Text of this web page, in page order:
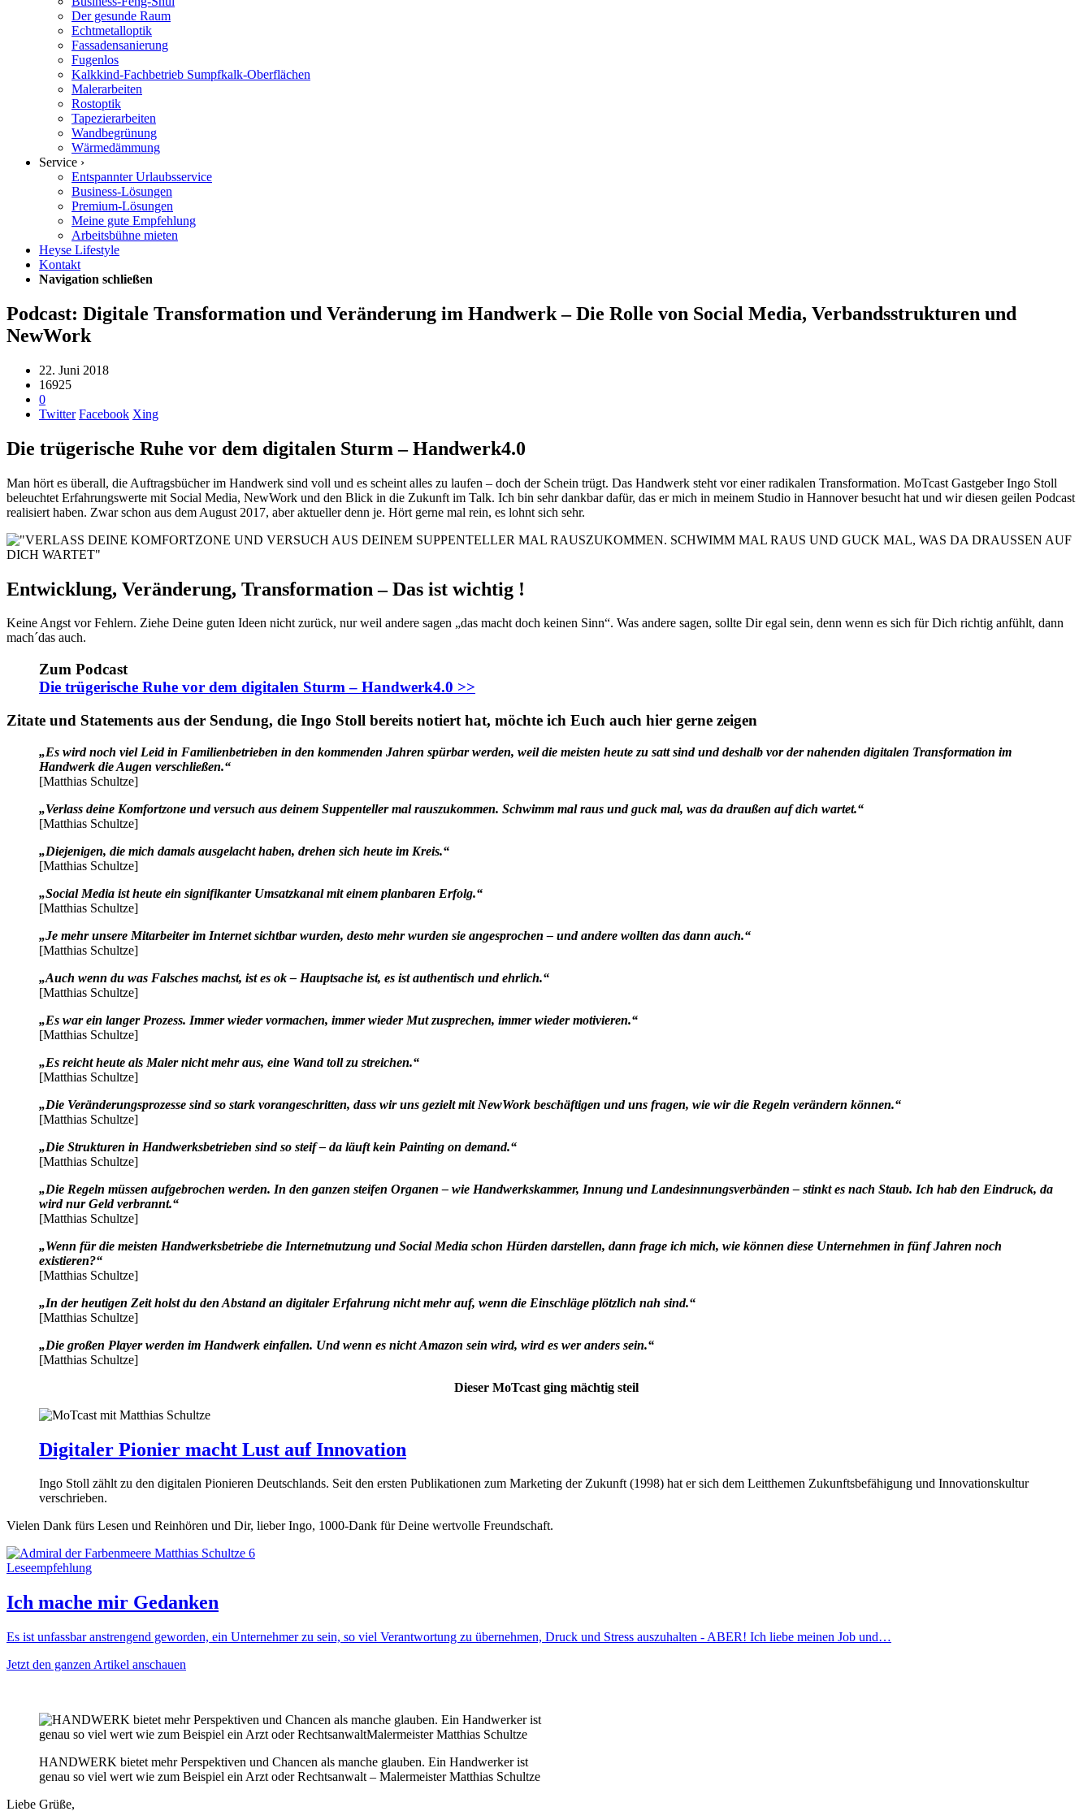
Der gesunde Raum
Echtmetalloptik
Fassadensanierung
Fugenlos
Kalkkind-Fachbetrieb Sumpfkalk-Oberflächen
Malerarbeiten
Rostoptik
Tapezierarbeiten
Wandbegrünung
Wärmedämmung
Service ›
Entspannter Urlaubsservice
Business-Lösungen
Premium-Lösungen
Meine gute Empfehlung
Arbeitsbühne mieten
Heyse Lifestyle
Kontakt
Navigation schließen
Podcast: Digitale Transformation und Veränderung im Handwerk – Die Rolle von Social Media, Verbandsstrukturen und
NewWork
22. Juni 2018
16925
0
Twitter Facebook Xing
Die trügerische Ruhe vor dem digitalen Sturm – Handwerk4.0
Man hört es überall, die Auftragsbücher im Handwerk sind voll und es scheint alles zu laufen – doch der Schein trügt. Das Handwerk steht vor einer radikalen Transformation. MoTcast Gastgeber Ingo Stoll
beleuchtet Erfahrungswerte mit Social Media, NewWork und den Blick in die Zukunft im Talk. Ich bin sehr dankbar dafür, das er mich in meinem Studio in Hannover besucht hat und wir diesen geilen Podcast
realisiert haben. Zwar schon aus dem August 2017, aber aktueller denn je. Hört gerne mal rein, es lohnt sich sehr.
Entwicklung, Veränderung, Transformation – Das ist wichtig !
Keine Angst vor Fehlern. Ziehe Deine guten Ideen nicht zurück, nur weil andere sagen „das macht doch keinen Sinn“. Was andere sagen, sollte Dir egal sein, denn wenn es sich für Dich richtig anfühlt, dann
mach´das auch.
Zum Podcast
Die trügerische Ruhe vor dem digitalen Sturm – Handwerk4.0 >>
Zitate und Statements aus der Sendung, die Ingo Stoll bereits notiert hat, möchte ich Euch auch hier gerne zeigen
„Es wird noch viel Leid in Familienbetrieben in den kommenden Jahren spürbar werden, weil die meisten heute zu satt sind und deshalb vor der nahenden digitalen Transformation im
Handwerk die Augen verschließen.“
[Matthias Schultze]
„Verlass deine Komfortzone und versuch aus deinem Suppenteller mal rauszukommen. Schwimm mal raus und guck mal, was da draußen auf dich wartet.“
[Matthias Schultze]
„Diejenigen, die mich damals ausgelacht haben, drehen sich heute im Kreis.“
[Matthias Schultze]
„Social Media ist heute ein signifikanter Umsatzkanal mit einem planbaren Erfolg.“
[Matthias Schultze]
„Je mehr unsere Mitarbeiter im Internet sichtbar wurden, desto mehr wurden sie angesprochen – und andere wollten das dann auch.“
[Matthias Schultze]
„Auch wenn du was Falsches machst, ist es ok – Hauptsache ist, es ist authentisch und ehrlich.“
[Matthias Schultze]
„Es war ein langer Prozess. Immer wieder vormachen, immer wieder Mut zusprechen, immer wieder motivieren.“
[Matthias Schultze]
„Es reicht heute als Maler nicht mehr aus, eine Wand toll zu streichen.“
[Matthias Schultze]
„Die Veränderungsprozesse sind so stark vorangeschritten, dass wir uns gezielt mit NewWork beschäftigen und uns fragen, wie wir die Regeln verändern können.“
[Matthias Schultze]
„Die Strukturen in Handwerksbetrieben sind so steif – da läuft kein Painting on demand.“
[Matthias Schultze]
„Die Regeln müssen aufgebrochen werden. In den ganzen steifen Organen – wie Handwerkskammer, Innung und Landesinnungsverbänden – stinkt es nach Staub. Ich hab den Eindruck, da
wird nur Geld verbrannt.“
[Matthias Schultze]
„Wenn für die meisten Handwerksbetriebe die Internetnutzung und Social Media schon Hürden darstellen, dann frage ich mich, wie können diese Unternehmen in fünf Jahren noch
existieren?“
[Matthias Schultze]
„In der heutigen Zeit holst du den Abstand an digitaler Erfahrung nicht mehr auf, wenn die Einschläge plötzlich nah sind.“
[Matthias Schultze]
„Die großen Player werden im Handwerk einfallen. Und wenn es nicht Amazon sein wird, wird es wer anders sein.“
[Matthias Schultze]
Dieser MoTcast ging mächtig steil
Digitaler Pionier macht Lust auf Innovation
Ingo Stoll zählt zu den digitalen Pionieren Deutschlands. Seit den ersten Publikationen zum Marketing der Zukunft (1998) hat er sich dem Leitthemen Zukunftsbefähigung und Innovationskultur
verschrieben.
Vielen Dank fürs Lesen und Reinhören und Dir, lieber Ingo, 1000-Dank für Deine wertvolle Freundschaft.
Leseempfehlung
Ich mache mir Gedanken
Es ist unfassbar anstrengend geworden, ein Unternehmer zu sein, so viel Verantwortung zu übernehmen, Druck und Stress auszuhalten - ABER! Ich liebe meinen Job und…
Jetzt den ganzen Artikel anschauen
HANDWERK bietet mehr Perspektiven und Chancen als manche glauben. Ein Handwerker ist
genau so viel wert wie zum Beispiel ein Arzt oder Rechtsanwalt – Malermeister Matthias Schultze
Liebe Grüße,